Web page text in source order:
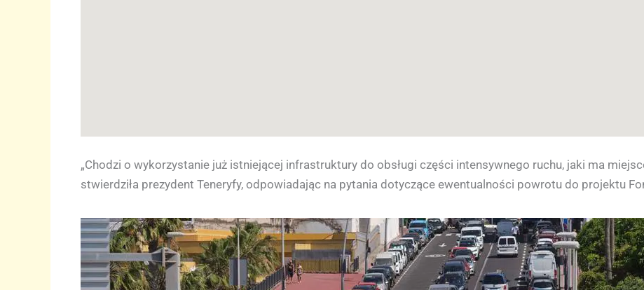
„Chodzi o wykorzystanie już istniejącej infrastruktury do obsługi części intensywnego ruchu, jaki ma
stwierdziła prezydent Teneryfy, odpowiadając na pytania dotyczące ewentualności powrotu do projektu